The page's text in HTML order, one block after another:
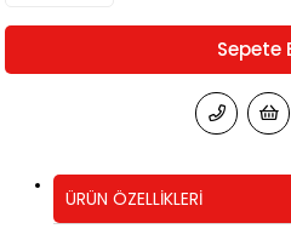
ÜRÜN ÖZELLIKLERI